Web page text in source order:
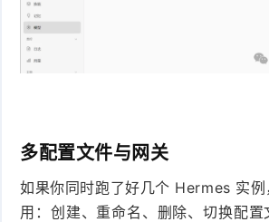
多配置文件与网关
如果你同时跑了好几个 Hermes 实例
用：创建、重命名、删除、切换配